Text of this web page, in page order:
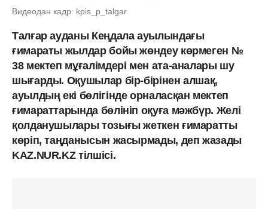
Видеодан кадр: kpis_p_talgar
Талғар ауданы Кеңдала ауылындағы
ғимараты жылдар бойы жөндеу көрмеген №
38 мектеп мұғалімдері мен ата-аналары шу
шығарды. Оқушылар бір-бірінен алшақ,
ауылдың екі бөлігінде орналасқан мектеп
ғимараттарында бөлініп оқуға мәжбүр. Желі
қолданушылары тозығы жеткен ғимаратты
көріп, таңданысын жасырмады, деп жазады
KAZ.NUR.KZ тілшісі.